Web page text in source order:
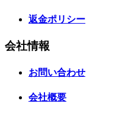
返金ポリシー
会社情報
お問い合わせ
会社概要